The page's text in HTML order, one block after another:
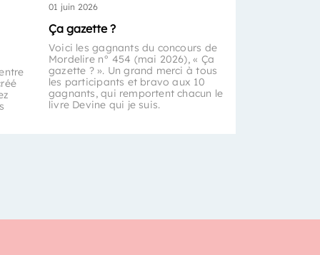
01 juin 2026
Ça gazette ?
Voici les gagnants du concours de
Mordelire n° 454 (mai 2026), « Ça
gazette ? ». Un grand merci à tous
les participants et bravo aux 10
gagnants, qui remportent chacun le
livre Devine qui je suis.